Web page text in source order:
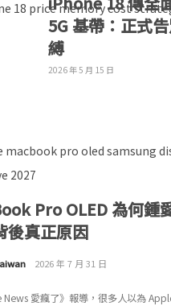
5G 基帶：正式
縛
2026 年 5 月 15 日
Pro OLED 為何鍾
後真正原因
2026 年 7 月 31 日
News 愛瘋了》報導，很多人以為